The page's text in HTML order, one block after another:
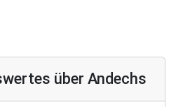
über Andechs